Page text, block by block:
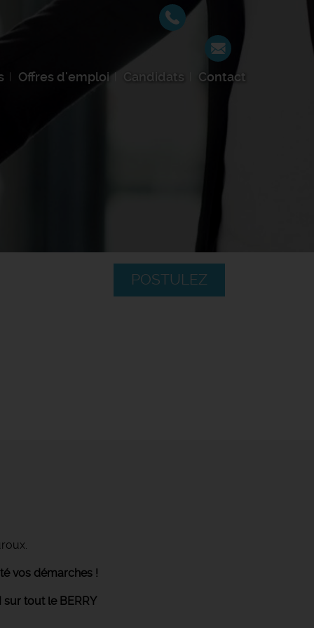
Offres d'emploi Candidats Contact
POSTULEZ
vos démarches !
tout le BERRY